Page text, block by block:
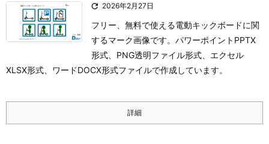
 2026年2月27日
フリー、無料で使える電動キックボードに関
するマーク画像です。パワーポイントPPTX
形式、PNG透明ファイル形式、エクセル
XLSX形式、ワードDOCX形式ファイルで作成しています。
詳細